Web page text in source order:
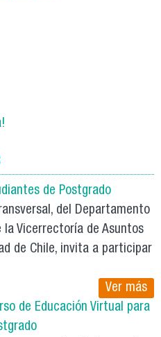
de Postgrado
del Departamento
la Vicerrectoría de Asuntos
de Chile, invita a participar
Ver más
de Educación Virtual para